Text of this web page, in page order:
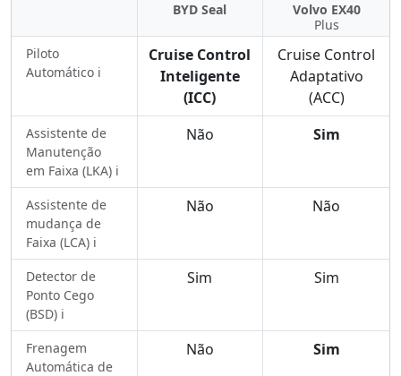
BYD Seal
Volvo EX40
Plus
Piloto
Automático ℹ️
Cruise Control
Inteligente
(ICC)
Cruise Control
Adaptativo
(ACC)
Assistente de
Manutenção
em Faixa (LKA) ℹ️
Não Sim
Assistente de
mudança de
Faixa (LCA) ℹ️
Não Não
Detector de
Ponto Cego
(BSD) ℹ️
Sim Sim
Frenagem
Automática de
Não Sim